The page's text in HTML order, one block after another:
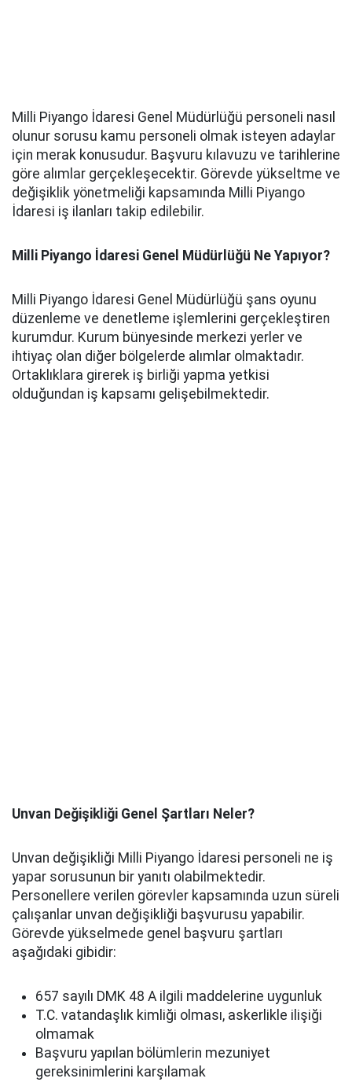
Milli Piyango İdaresi Genel Müdürlüğü personeli nasıl
olunur sorusu kamu personeli olmak isteyen adaylar
için merak konusudur. Başvuru kılavuzu ve tarihlerine
göre alımlar gerçekleşecektir. Görevde yükseltme ve
değişiklik yönetmeliği kapsamında Milli Piyango
İdaresi iş ilanları takip edilebilir.
Milli Piyango İdaresi Genel Müdürlüğü Ne Yapıyor?
Milli Piyango İdaresi Genel Müdürlüğü şans oyunu
düzenleme ve denetleme işlemlerini gerçekleştiren
kurumdur. Kurum bünyesinde merkezi yerler ve
ihtiyaç olan diğer bölgelerde alımlar olmaktadır.
Ortaklıklara girerek iş birliği yapma yetkisi
olduğundan iş kapsamı gelişebilmektedir.
Unvan Değişikliği Genel Şartları Neler?
Unvan değişikliği Milli Piyango İdaresi personeli ne iş
yapar sorusunun bir yanıtı olabilmektedir.
Personellere verilen görevler kapsamında uzun süreli
çalışanlar unvan değişikliği başvurusu yapabilir.
Görevde yükselmede genel başvuru şartları
aşağıdaki gibidir:
657 sayılı DMK 48 A ilgili maddelerine uygunluk
T.C. vatandaşlık kimliği olması, askerlikle ilişiği
olmamak
Başvuru yapılan bölümlerin mezuniyet
gereksinimlerini karşılamak